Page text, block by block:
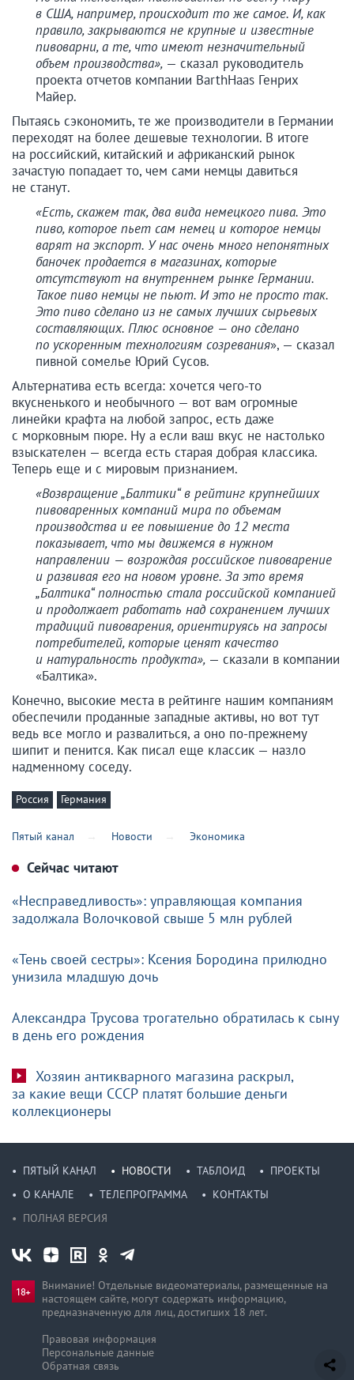
в США, например, происходит то же самое. И, как
правило, закрываются не крупные и известные
пивоварни, а те, что имеют незначительный
объем производства», — сказал руководитель
проекта отчетов компании BarthHaas Генрих
Майер.
Пытаясь сэкономить, те же производители в Германии
переходят на более дешевые технологии. В итоге
на российский, китайский и африканский рынок
зачастую попадает то, чем сами немцы давиться
не станут.
«Есть, скажем так, два вида немецкого пива. Это
пиво, которое пьет сам немец и которое немцы
варят на экспорт. У нас очень много непонятных
баночек продается в магазинах, которые
отсутствуют на внутреннем рынке Германии.
Такое пиво немцы не пьют. И это не просто так.
Это пиво сделано из не самых лучших сырьевых
составляющих. Плюс основное — оно сделано
по ускоренным технологиям созревания», — сказал
пивной сомелье Юрий Сусов.
Альтернатива есть всегда: хочется чего-то
вкусненького и необычного — вот вам огромные
линейки крафта на любой запрос, есть даже
с морковным пюре. Ну а если ваш вкус не настолько
взыскателен — всегда есть старая добрая классика.
Теперь еще и с мировым признанием.
«Возвращение „Балтики“ в рейтинг крупнейших
пивоваренных компаний мира по объемам
производства и ее повышение до 12 места
показывает, что мы движемся в нужном
направлении — возрождая российское пивоварение
и развивая его на новом уровне. За это время
„Балтика“ полностью стала российской компанией
и продолжает работать над сохранением лучших
традиций пивоварения, ориентируясь на запросы
потребителей, которые ценят качество
и натуральность продукта», — сказали в компании
«Балтика».
Конечно, высокие места в рейтинге нашим компаниям
обеспечили проданные западные активы, но вот тут
ведь все могло и развалиться, а оно по-прежнему
шипит и пенится. Как писал еще классик — назло
надменному соседу.
Россия Германия
Пятый канал Новости Экономика
Сейчас читают
«Несправедливость»: управляющая компания
задолжала Волочковой свыше 5 млн рублей
«Тень своей сестры»: Ксения Бородина прилюдно
унизила младшую дочь
Александра Трусова трогательно обратилась к сыну
в день его рождения
Хозяин антикварного магазина раскрыл,
за какие вещи СССР платят большие деньги
коллекционеры
ПЯТЫЙ КАНАЛ НОВОСТИ ТАБЛОИД
ПРОЕКТЫ
О КАНАЛЕ
ТЕЛЕПРОГРАММА
КОНТАКТЫ
ПОЛНАЯ ВЕРСИЯ
Внимание! Отдельные видеоматериалы, размещенные на
настоящем сайте, могут содержать информацию,
предназначен­ную для лиц, достигших 18 лет.
Правовая информация
Персональные данные
Обратная связь